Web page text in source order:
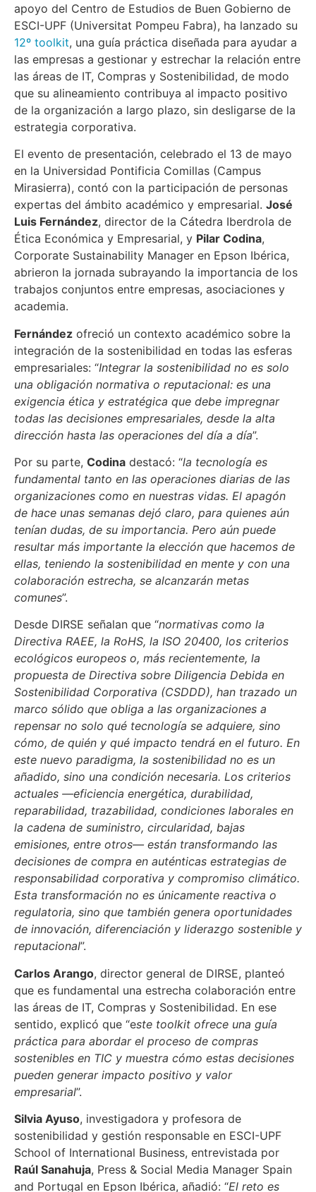
apoyo del Centro de Estudios de Buen Gobierno de
ESCI-UPF (Universitat Pompeu Fabra), ha lanzado su
12º toolkit, una guía práctica diseñada para ayudar a
las empresas a gestionar y estrechar la relación entre
las áreas de IT, Compras y Sostenibilidad, de modo
que su alineamiento contribuya al impacto positivo
de la organización a largo plazo, sin desligarse de la
estrategia corporativa.
El evento de presentación, celebrado el 13 de mayo
en la Universidad Pontificia Comillas (Campus
Mirasierra), contó con la participación de personas
expertas del ámbito académico y empresarial. José
Luis Fernández, director de la Cátedra Iberdrola de
Ética Económica y Empresarial, y Pilar Codina,
Corporate Sustainability Manager en Epson Ibérica,
abrieron la jornada subrayando la importancia de los
trabajos conjuntos entre empresas, asociaciones y
academia.
Fernández ofreció un contexto académico sobre la
integración de la sostenibilidad en todas las esferas
empresariales: “Integrar la sostenibilidad no es solo
una obligación normativa o reputacional: es una
exigencia ética y estratégica que debe impregnar
todas las decisiones empresariales, desde la alta
dirección hasta las operaciones del día a día”.
Por su parte, Codina destacó: “la tecnología es
fundamental tanto en las operaciones diarias de las
organizaciones como en nuestras vidas. El apagón
de hace unas semanas dejó claro, para quienes aún
tenían dudas, de su importancia. Pero aún puede
resultar más importante la elección que hacemos de
ellas, teniendo la sostenibilidad en mente y con una
colaboración estrecha, se alcanzarán metas
comunes”.
Desde DIRSE señalan que “normativas como la
Directiva RAEE, la RoHS, la ISO 20400, los criterios
ecológicos europeos o, más recientemente, la
propuesta de Directiva sobre Diligencia Debida en
Sostenibilidad Corporativa (CSDDD), han trazado un
marco sólido que obliga a las organizaciones a
repensar no solo qué tecnología se adquiere, sino
cómo, de quién y qué impacto tendrá en el futuro. En
este nuevo paradigma, la sostenibilidad no es un
añadido, sino una condición necesaria. Los criterios
actuales —eficiencia energética, durabilidad,
reparabilidad, trazabilidad, condiciones laborales en
la cadena de suministro, circularidad, bajas
emisiones, entre otros— están transformando las
decisiones de compra en auténticas estrategias de
responsabilidad corporativa y compromiso climático.
Esta transformación no es únicamente reactiva o
regulatoria, sino que también genera oportunidades
de innovación, diferenciación y liderazgo sostenible y
reputacional”.
Carlos Arango, director general de DIRSE, planteó
que es fundamental una estrecha colaboración entre
las áreas de IT, Compras y Sostenibilidad. En ese
sentido, explicó que “este toolkit ofrece una guía
práctica para abordar el proceso de compras
sostenibles en TIC y muestra cómo estas decisiones
pueden generar impacto positivo y valor
empresarial”.
Silvia Ayuso, investigadora y profesora de
sostenibilidad y gestión responsable en ESCI-UPF
School of International Business, entrevistada por
Raúl Sanahuja, Press & Social Media Manager Spain
and Portugal en Epson Ibérica, añadió: “El reto es